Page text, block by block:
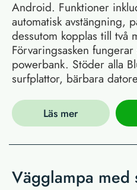
Android. Funktioner
automatisk avstängning,
dessutom kopplas till två
Förvaringsasken
powerbank. Stöder alla
surfplattor, bärbara
Läs mer
Vägglampa med